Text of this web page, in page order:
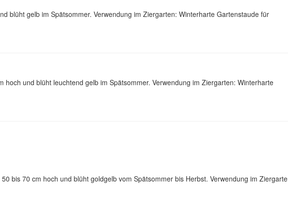
blüht gelb im Spätsommer. Verwendung im Ziergarten: Winterharte Gartenstaude für
und blüht leuchtend gelb im Spätsommer. Verwendung im Ziergarten: Winterharte
bis 70 cm hoch und blüht goldgelb vom Spätsommer bis Herbst. Verwendung im